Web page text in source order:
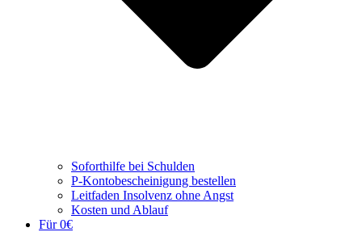
Soforthilfe bei Schulden
P-Kontobescheinigung bestellen
Leitfaden Insolvenz ohne Angst
Kosten und Ablauf
Für 0€